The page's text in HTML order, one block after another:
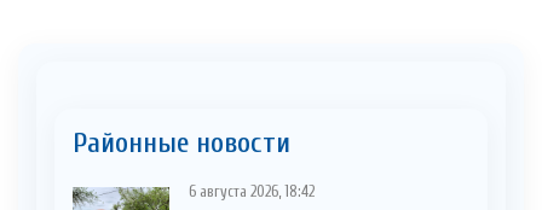
Районные новости
6 августа 2026, 18:42